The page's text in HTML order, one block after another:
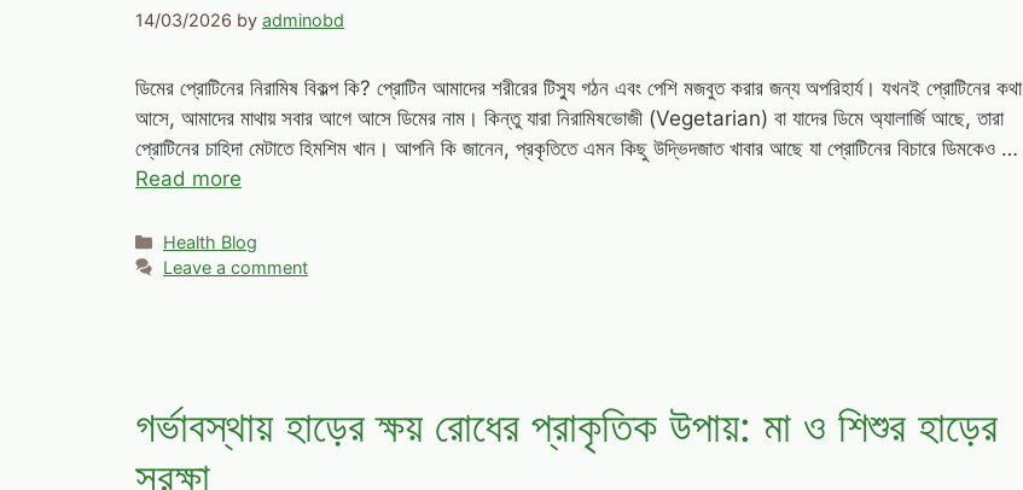
14/03/2026 by adminobd
ডিমের প্রোটিনের নিরামিষ বিকল্প কি? প্রোটিন আমাদের শরীরের টিস্যু গঠন এবং পেশি মজবুত করার জন্য অপরিহার্য। যখনই প্রোটিনের কথা
আসে, আমাদের মাথায় সবার আগে আসে ডিমের নাম। কিন্তু যারা নিরামিষভোজী (Vegetarian) বা যাদের ডিমে অ্যালার্জি আছে, তারা
প্রোটিনের চাহিদা মেটাতে হিমশিম খান। আপনি কি জানেন, প্রকৃতিতে এমন কিছু উদ্ভিদজাত খাবার আছে যা প্রোটিনের বিচারে ডিমকেও …
Read more
Categories
Health Blog
Leave a comment
গর্ভাবস্থায় হাড়ের ক্ষয় রোধের প্রাকৃতিক উপায়: মা ও শিশুর হাড়ের
সুরক্ষা